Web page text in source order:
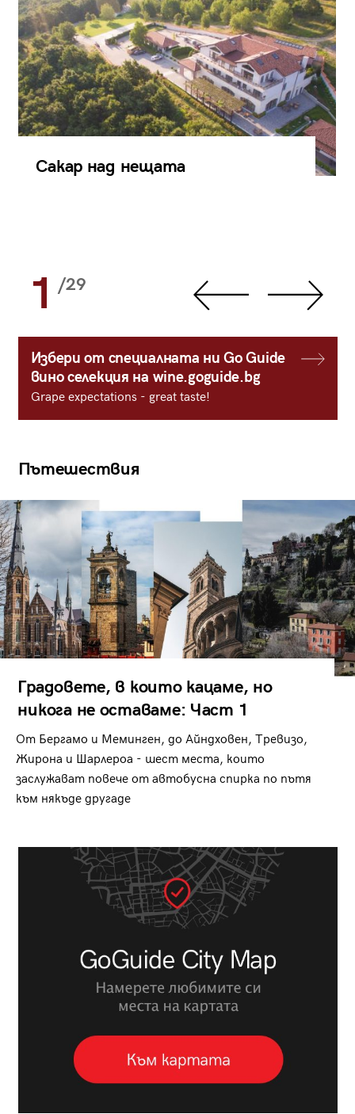
Сакар над нещата
1 /29
Избери от специалната ни Go Guide
вино селекция на wine.goguide.bg
Grape expectations - great taste!
Пътешествия
Градовете, в които кацаме, но
никога не оставаме: Част 1
От Бергамо и Меминген, до Айндховен, Тревизо,
Жирона и Шарлероа - шест места, които
заслужават повече от автобусна спирка по пътя
към някъде другаде